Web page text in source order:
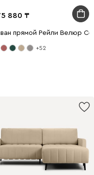
880
прямой Рейли Велюр
+52